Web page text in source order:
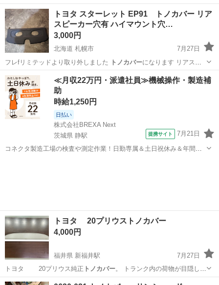
ー穴あります…
北海道 札幌市 パーツ スターレット
トヨタ スターレット EP91 トノカバー リア
スピーカー穴有 ハイマウント穴…
3,000円
北海道 札幌市
7月27日
フレfリミテッドより取り外しました
トノカバーになります リアスピ
ーカー穴有、希…
北海道 札幌市 パーツ トノカバー
≪月収22万円・派遣社員≫機械操作・製造補
助
時給1,250円
日払い
株式会社BREXA Next
茨城県 静駅
提携サイト 7月21日
コネクタ製造工場の検査や測定作業！日勤専属＆土日祝休み＆年間休
トヨタ 20プリウストノカバー
4,000円
福井県 新福井駅
7月27日
トヨタ 20プリウス純正 トノカバー。 トランク内の荷物が目隠しに
なりま…
福井 福井市 トノカバー